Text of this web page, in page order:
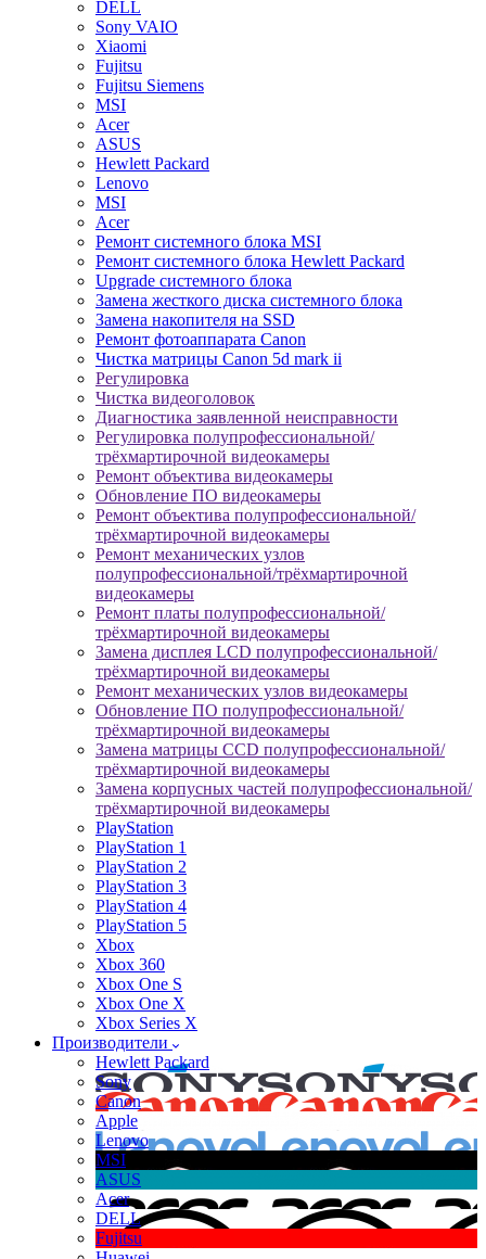
DELL
Sony VAIO
Xiaomi
Fujitsu
Fujitsu Siemens
MSI
Acer
ASUS
Hewlett Packard
Lenovo
MSI
Acer
Ремонт системного блока MSI
Ремонт системного блока Hewlett Packard
Upgrade системного блока
Замена жесткого диска системного блока
Замена накопителя на SSD
Ремонт фотоаппарата Canon
Чистка матрицы Canon 5d mark ii
Регулировка
Чистка видеоголовок
Диагностика заявленной неисправности
Регулировка полупрофессиональной/
трёхмартирочной видеокамеры
Ремонт объектива видеокамеры
Обновление ПО видеокамеры
Ремонт объектива полупрофессиональной/
трёхмартирочной видеокамеры
Ремонт механических узлов
полупрофессиональной/трёхмартирочной
видеокамеры
Ремонт платы полупрофессиональной/
трёхмартирочной видеокамеры
Замена дисплея LCD полупрофессиональной/
трёхмартирочной видеокамеры
Ремонт механических узлов видеокамеры
Обновление ПО полупрофессиональной/
трёхмартирочной видеокамеры
Замена матрицы CCD полупрофессиональной/
трёхмартирочной видеокамеры
Замена корпусных частей полупрофессиональной/
трёхмартирочной видеокамеры
PlayStation
PlayStation 1
PlayStation 2
PlayStation 3
PlayStation 4
PlayStation 5
Xbox
Xbox 360
Xbox One S
Xbox One X
Xbox Series X
Производители
Hewlett Packard
Sony
Canon
Apple
Lenovo
MSI
ASUS
Acer
DELL
Fujitsu